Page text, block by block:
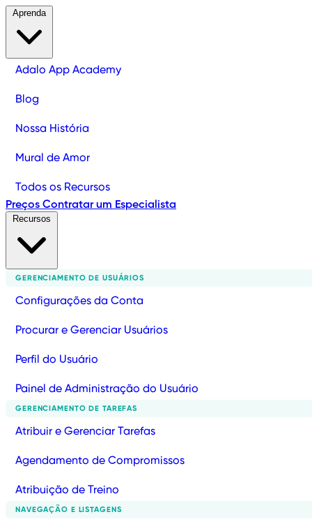
Aprenda
Adalo App Academy
Blog
Nossa História
Mural de Amor
Todos os Recursos
Preços Contratar um Especialista
GERENCIAMENTO DE USUÁRIOS
Configurações da Conta
Procurar e Gerenciar Usuários
Perfil do Usuário
Painel de Administração do Usuário
GERENCIAMENTO DE TAREFAS
Atribuir e Gerenciar Tarefas
Agendamento de Compromissos
Atribuição de Treino
NAVEGAÇÃO E LISTAGENS